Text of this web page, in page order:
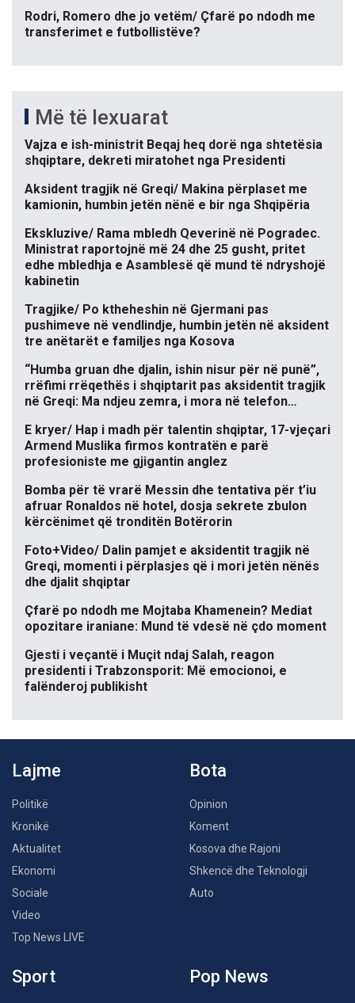
Rodri, Romero dhe jo vetëm/ Çfarë po ndodh me
transferimet e futbollistëve?
Më të lexuarat
Vajza e ish-ministrit Beqaj heq dorë nga shtetësia
shqiptare, dekreti miratohet nga Presidenti
Aksident tragjik në Greqi/ Makina përplaset me
kamionin, humbin jetën nënë e bir nga Shqipëria
Ekskluzive/ Rama mbledh Qeverinë në Pogradec.
Ministrat raportojnë më 24 dhe 25 gusht, pritet
edhe mbledhja e Asamblesë që mund të ndryshojë
kabinetin
Tragjike/ Po ktheheshin në Gjermani pas
pushimeve në vendlindje, humbin jetën në aksident
tre anëtarët e familjes nga Kosova
“Humba gruan dhe djalin, ishin nisur për në punë”,
rrëfimi rrëqethës i shqiptarit pas aksidentit tragjik
në Greqi: Ma ndjeu zemra, i mora në telefon…
E kryer/ Hap i madh për talentin shqiptar, 17-vjeçari
Armend Muslika firmos kontratën e parë
profesioniste me gjigantin anglez
Bomba për të vrarë Messin dhe tentativa për t’iu
afruar Ronaldos në hotel, dosja sekrete zbulon
kërcënimet që tronditën Botërorin
Foto+Video/ Dalin pamjet e aksidentit tragjik në
Greqi, momenti i përplasjes që i mori jetën nënës
dhe djalit shqiptar
Çfarë po ndodh me Mojtaba Khamenein? Mediat
opozitare iraniane: Mund të vdesë në çdo moment
Gjesti i veçantë i Muçit ndaj Salah, reagon
presidenti i Trabzonsporit: Më emocionoi, e
falënderoj publikisht
Lajme
Politikë
Kronikë
Aktualitet
Ekonomi
Sociale
Video
Top News LIVE
Bota
Opinion
Koment
Kosova dhe Rajoni
Shkencë dhe Teknologji
Auto
Sport Pop News